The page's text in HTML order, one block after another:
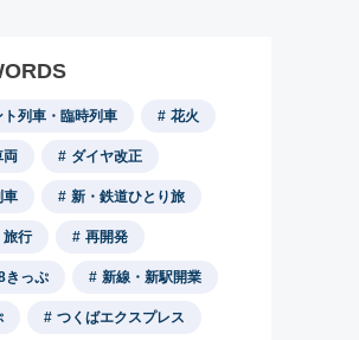
ト列車・臨時列車 花火
両 ダイヤ改正
車 新・鉄道ひとり旅
旅行 再開発
きっぷ 新線・新駅開業
つくばエクスプレス